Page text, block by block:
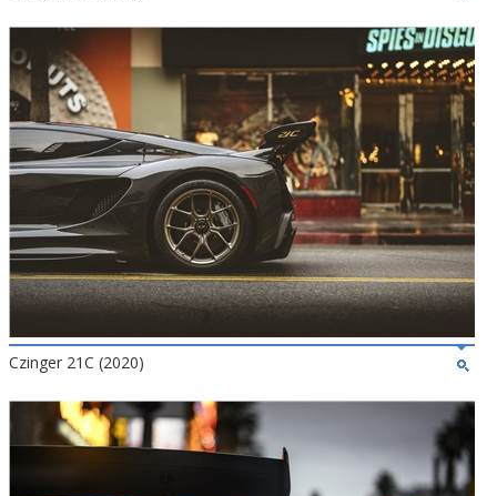
Czinger 21C (2020)